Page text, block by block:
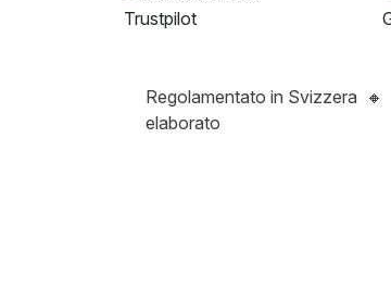
Regolamentato in Svizzera 🔸
elaborato